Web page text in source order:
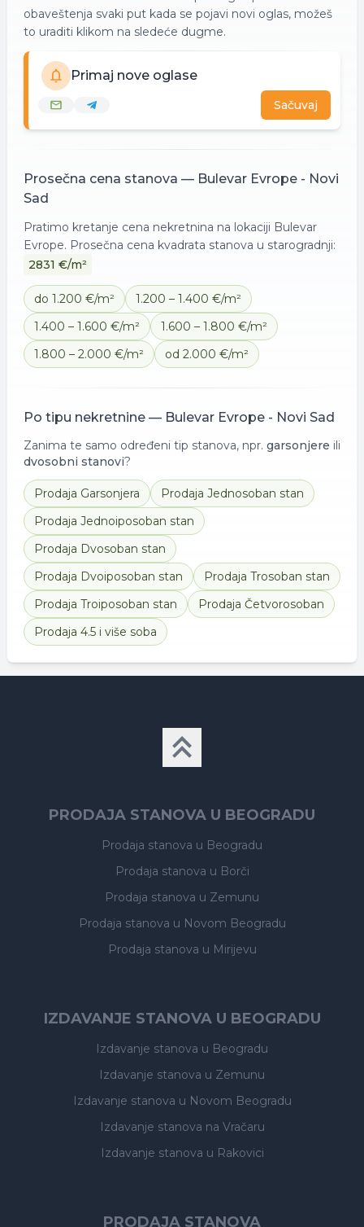
obaveštenja svaki put kada se pojavi novi oglas, možeš
to uraditi klikom na sledeće dugme.
Primaj nove oglase
Sačuvaj
Prosečna cena stanova — Bulevar Evrope - Novi
Sad
Pratimo kretanje cena nekretnina na lokaciji Bulevar
Evrope. Prosečna cena kvadrata stanova u starogradnji:
2831 €/m²
do 1.200 €/m²
1.200 – 1.400 €/m²
1.400 – 1.600 €/m²
1.600 – 1.800 €/m²
1.800 – 2.000 €/m²
od 2.000 €/m²
Po tipu nekretnine — Bulevar Evrope - Novi Sad
Zanima te samo određeni tip stanova, npr. garsonjere ili
dvosobni stanovi?
Prodaja Garsonjera Prodaja Jednosoban stan
Prodaja Jednoiposoban stan
Prodaja Dvosoban stan
Prodaja Dvoiposoban stan Prodaja Trosoban stan
Prodaja Troiposoban stan Prodaja Četvorosoban
Prodaja 4.5 i više soba
PRODAJA STANOVA U BEOGRADU
Prodaja stanova u Beogradu
Prodaja stanova u Borči
Prodaja stanova u Zemunu
Prodaja stanova u Novom Beogradu
Prodaja stanova u Mirijevu
IZDAVANJE STANOVA U BEOGRADU
Izdavanje stanova u Beogradu
Izdavanje stanova u Zemunu
Izdavanje stanova u Novom Beogradu
Izdavanje stanova na Vračaru
Izdavanje stanova u Rakovici
PRODAJA STANOVA